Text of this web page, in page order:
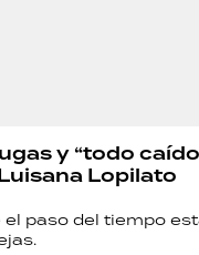
y “todo
Lopilato
el paso del tiempo